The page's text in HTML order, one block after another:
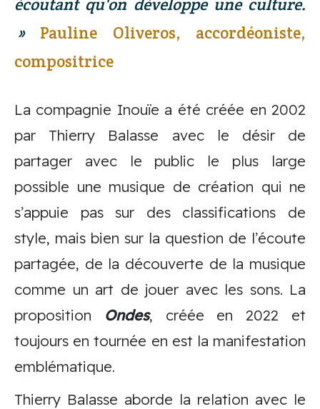
Pauline Oliveros, accordéoniste,
compositrice
La compagnie Inouïe a été créée en 2002
par Thierry Balasse avec le désir de
partager avec le public le plus large
possible une musique de création qui ne
s’appuie pas sur des classifications de
style, mais bien sur la question de l’écoute
partagée, de la découverte de la musique
comme un art de jouer avec les sons. La
proposition Ondes, créée en 2022 et
toujours en tournée en est la manifestation
emblématique.
Thierry Balasse aborde la relation avec le